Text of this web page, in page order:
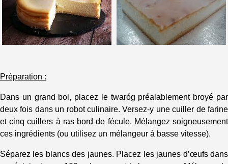
Préparation :
Dans un grand bol, placez le twaróg préalablement broyé par
deux fois dans un robot culinaire. Versez-y une cuiller de farine
et cinq cuillers à ras bord de fécule. Mélangez soigneusement
ces ingrédients (ou utilisez un mélangeur à basse vitesse).
Séparez les blancs des jaunes. Placez les jaunes d’œufs dans